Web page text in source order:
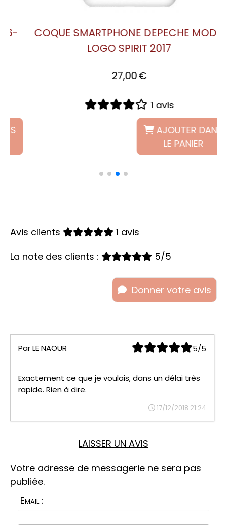
COQUE SMARTPHONE DEPECHE MODE:
DEVOTIONAL TOUR
27,00€
1 avis
AJOUTER DANS
LE PANIER
Avis clients
1 avis
La note des clients :
5/5
Donner votre avis
5/5
ParLE NAOUR
Exactement ce que je voulais, dans un délai très
rapide. Rien à dire.
17/12/2018 21:24
LAISSER UN AVIS
Votre adresse de messagerie ne sera pas
publiée.
Email :